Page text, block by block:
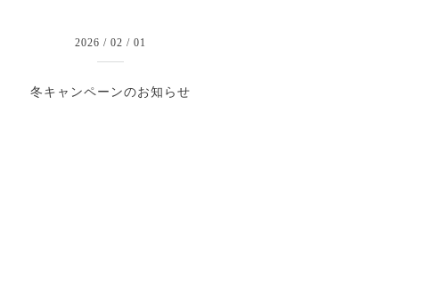
2026 /02 /01
冬キャンペーンのお知らせ